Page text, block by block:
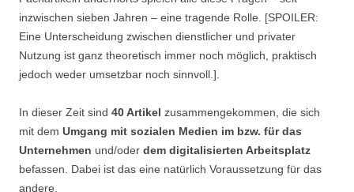
inzwischen sieben Jahren – eine tragende Rolle. [SPOILER:
Eine Unterscheidung zwischen dienstlicher und privater
Nutzung ist ganz theoretisch immer noch möglich, praktisch
jedoch weder umsetzbar noch sinnvoll.].
In dieser Zeit sind 40 Artikel zusammengekommen, die sich
mit dem Umgang mit sozialen Medien im bzw. für das
Unternehmen und/oder dem digitalisierten Arbeitsplatz
befassen. Dabei ist das eine natürlich Voraussetzung für das
andere.